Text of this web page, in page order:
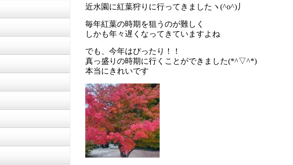
近水園に紅葉狩りに行ってきましたヽ(^o^)丿
毎年紅葉の時期を狙うのが難しく
しかも年々遅くなってきていますよね
でも、今年はぴったり！！
真っ盛りの時期に行くことができました(*^▽^*)
本当にきれいです